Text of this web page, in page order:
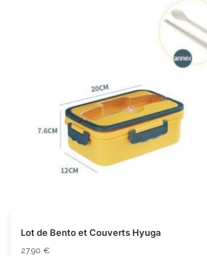
Lot de Bento et Couverts Hyuga
27,90 €